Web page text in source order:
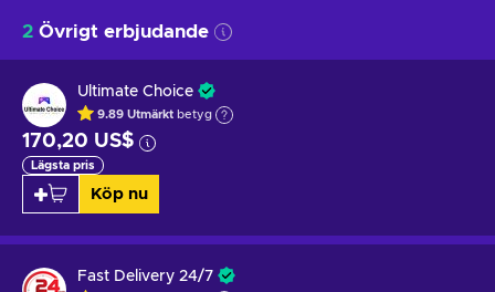
2 Övrigt erbjudande
Ultimate Choice
9.89 Utmärkt betyg
170,20 US$
Lägsta pris
Köp nu
Fast Delivery 24/7